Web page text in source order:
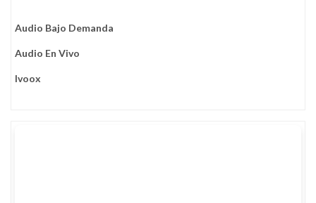
Audio Bajo Demanda
Audio En Vivo
Ivoox